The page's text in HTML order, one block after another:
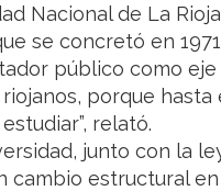
Nacional de La
se concretó en
público como eje
porque
relató.
junto con la
cambio estructural